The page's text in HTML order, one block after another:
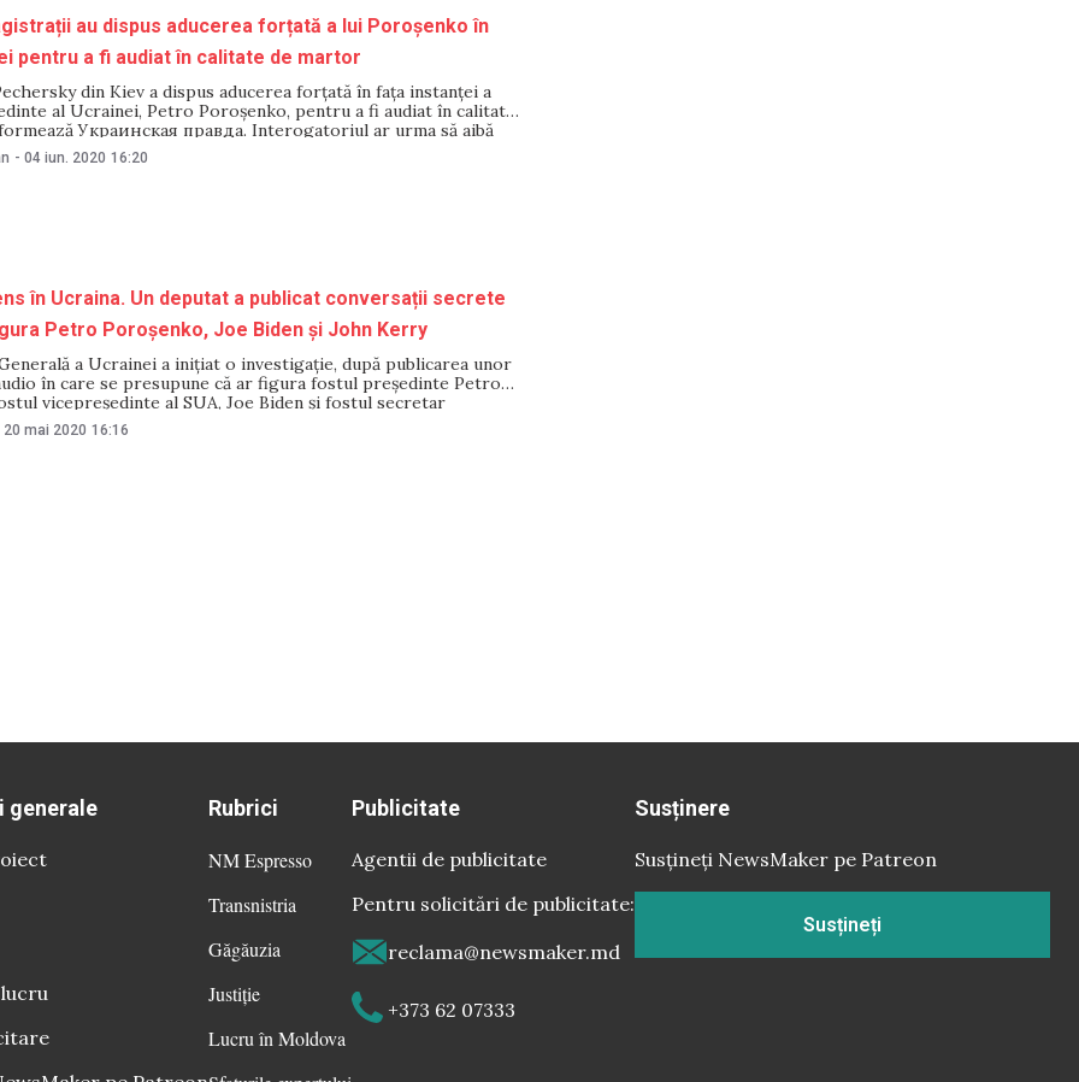
au dispus aducerea forțată a lui Poroșenko în
pentru a fi audiat în calitate de martor
din Kiev a dispus aducerea forțată în fața instanței a
al Ucrainei, Petro Poroșenko, pentru a fi audiat în calitate
Украинская правда. Interogatoriul ar urma să aibă
10 iunie, la ora 10:00. Avocatul lui Poroșenko a declarat că
- 04 iun. 2020 16:20
în Ucraina. Un deputat a publicat conversații secrete
Petro Poroșenko, Joe Biden și John Kerry
a Ucrainei a inițiat o investigație, după publicarea unor
în care se presupune că ar figura fostul președinte Petro
vicepreședinte al SUA, Joe Biden și fostul secretar
John Kerry. Anunțul a fost făcut de actualul președinte al
Zelenski, scrie
20 mai 2020 16:16
generale Rubrici
NM Espresso
Transnistria
Găgăuzia
Justiție
Lucru în Moldova
Publicitate
Agentii de publicitate
Pentru solicitări de publicitate:
reclama@newsmaker.md
+373 62 07333
Susținere
Susțineți NewsMaker pe Patreon
Susțineți